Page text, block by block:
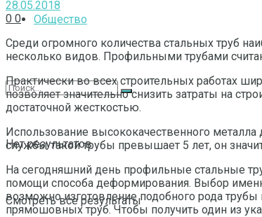
Общество
Нет результатов
Смотреть все результаты
28.05.2018
0 0
Среди огромного количества стальных труб
несколько видов. Профильными трубами
Практически во всех строительных работах
позволяет значительно снизить затраты на
достаточной жесткостью.
Использование высококачественного металла
службы такой трубы превышает 5 лет, он
На сегодняшний день профильные стальные
помощи способа деформирования. Выбор
возможно изготовление подобного рода
прямошовных труб. Чтобы получить один из